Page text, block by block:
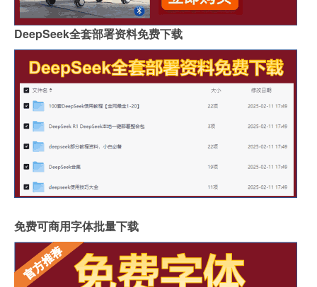
DeepSeek全套部署资料免费下载
免费可商用字体批量下载